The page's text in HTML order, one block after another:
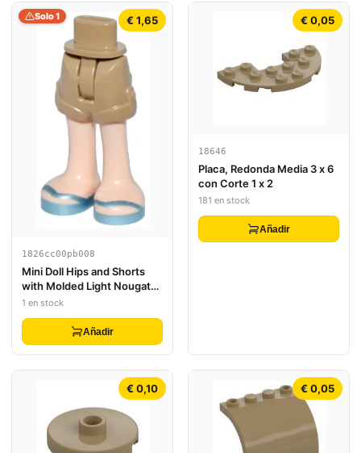
€ 1,65
Solo 1
1826cc00pb008
Mini Doll Hips and Shorts
with Molded Light Nougat
Legs and Printed Metallic
Shaped Straps Pattern -
Thin Hinge
1 en stock
Añadir
€ 0,05
18646
Placa, Redonda Media 3 x 6
con Corte 1 x 2
181 en stock
Añadir
€ 0,10 € 0,05